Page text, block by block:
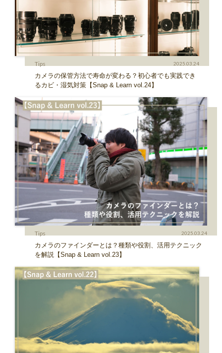
Tips 2025.03.24
カメラの保管方法で寿命が変わる？初心者でも実践でき
るカビ・湿気対策【Snap & Learn vol.24】
Tips 2025.03.24
カメラのファインダーとは？種類や役割、活用テクニック
を解説【Snap & Learn vol.23】